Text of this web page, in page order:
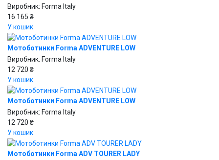
Виробник: Forma Italy
16 165 ₴
У кошик
Мотоботинки Forma ADVENTURE LOW
Виробник: Forma Italy
12 720 ₴
У кошик
Мотоботинки Forma ADVENTURE LOW
Виробник: Forma Italy
12 720 ₴
У кошик
Мотоботинки Forma ADV TOURER LADY